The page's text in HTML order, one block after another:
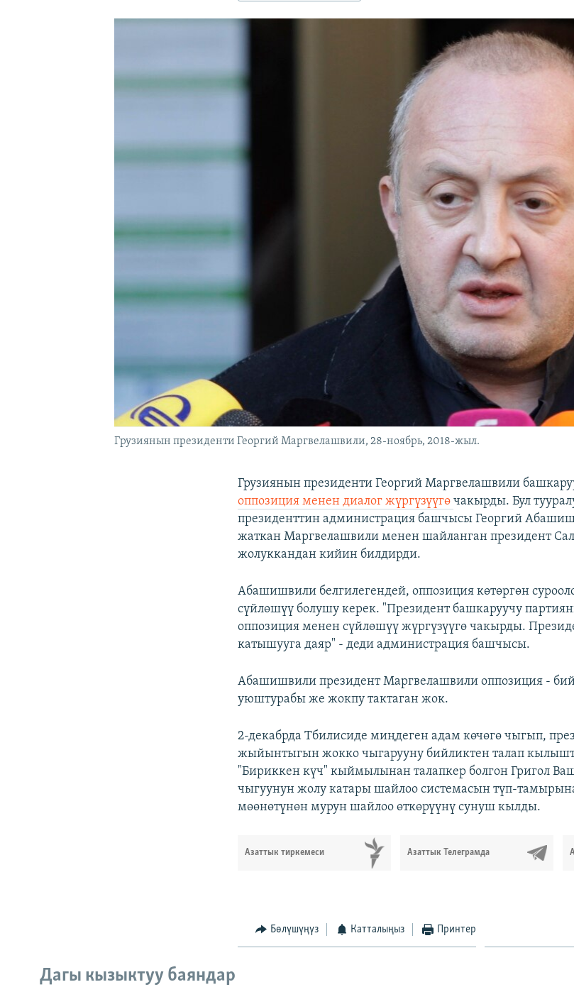
Грузиянын президенти Георгий Маргвелашвили, 28-ноябрь, 2018-жыл.
Грузиянын президенти Георгий Маргвелашвили
оппозиция менен диалог жүргүзүүгөчакырды. Бул
президенттин администрация башчысы Георгий
жаткан Маргвелашвили менен шайланган президент
жолуккандан кийин билдирди.
Абашишвили белгилегендей, оппозиция көтөргөн
сүйлөшүү болушу керек. "Президент башкаруучу
оппозиция менен сүйлөшүү жүргүзүүгө чакырды.
катышууга даяр" - деди администрация башчысы.
Абашишвили президент Маргвелашвили оппозиция -
уюштурабы же жокпу тактаган жок.
2-декабрда Тбилисиде миңдеген адам көчөгө чыгып,
жыйынтыгын жокко чыгарууну бийликтен талап
"Бириккен күч" кыймылынан талапкер болгон Григол
чыгуунун жолу катары шайлоо системасын түп-
мөөнөтүнөн мурун шайлоо өткөрүүнү сунуш кылды.
Азаттык тиркемеси Азаттык Телеграмда
Бөлүшүңүз Катталыңыз Принтер
Дагы кызыктуу баяндар